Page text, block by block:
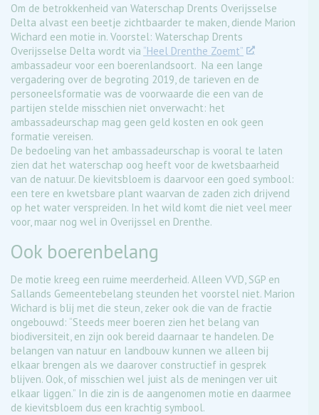
Om de betrokkenheid van Waterschap Drents Overijsselse
Delta alvast een beetje zichtbaarder te maken, diende Marion
Wichard een motie in. Voorstel: Waterschap Drents
Overijsselse Delta wordt via “Heel Drenthe Zoemt”
ambassadeur voor een boerenlandsoort. Na een lange
vergadering over de begroting 2019, de tarieven en de
personeelsformatie was de voorwaarde die een van de
partijen stelde misschien niet onverwacht: het
ambassadeurschap mag geen geld kosten en ook geen
formatie vereisen.
De bedoeling van het ambassadeurschap is vooral te laten
zien dat het waterschap oog heeft voor de kwetsbaarheid
van de natuur. De kievitsbloem is daarvoor een goed symbool:
een tere en kwetsbare plant waarvan de zaden zich drijvend
op het water verspreiden. In het wild komt die niet veel meer
voor, maar nog wel in Overijssel en Drenthe.
Ook boerenbelang
De motie kreeg een ruime meerderheid. Alleen VVD, SGP en
Sallands Gemeentebelang steunden het voorstel niet. Marion
Wichard is blij met die steun, zeker ook die van de fractie
ongebouwd: “Steeds meer boeren zien het belang van
biodiversiteit, en zijn ook bereid daarnaar te handelen. De
belangen van natuur en landbouw kunnen we alleen bij
elkaar brengen als we daarover constructief in gesprek
blijven. Ook, of misschien wel juist als de meningen ver uit
elkaar liggen.” In die zin is de aangenomen motie en daarmee
de kievitsbloem dus een krachtig symbool.